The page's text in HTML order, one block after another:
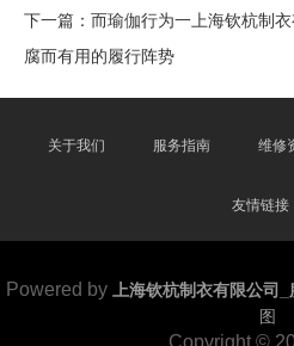
下一篇： 而瑜伽行为一上海钦杭制
腐而有用的履行阵势
关于我们 服务指南 维修
友情链接
Powered by 上海钦杭制衣有限公司
图
Copyright ©